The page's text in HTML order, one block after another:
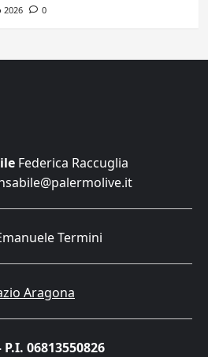
2026 0
Federica Raccuglia
Termini
Aragona
06813550826